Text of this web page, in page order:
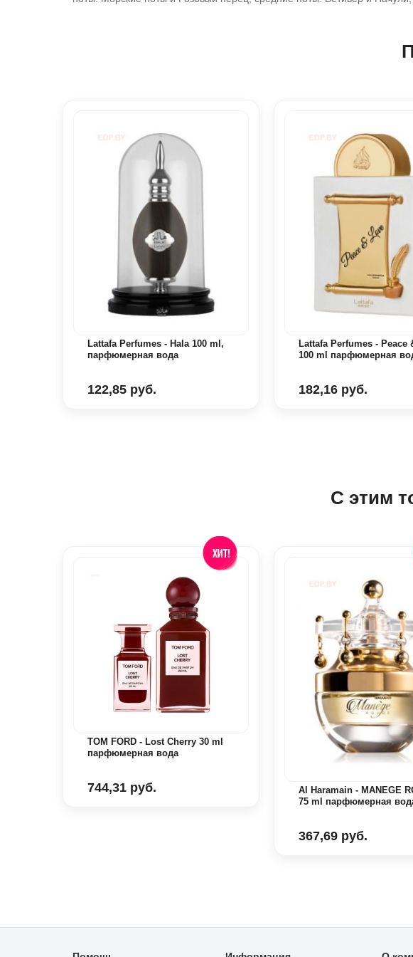
Lattafa Perfumes - Hala 100 ml,
парфюмерная вода
122,85 руб.
Lattafa Perfumes - Peace
100 ml парфюмерная
182,16 руб.
С этим
TOM FORD - Lost Cherry 30 ml
парфюмерная вода
744,31 руб.
Al Haramain - MANEGE
75 ml парфюмерная
367,69 руб.